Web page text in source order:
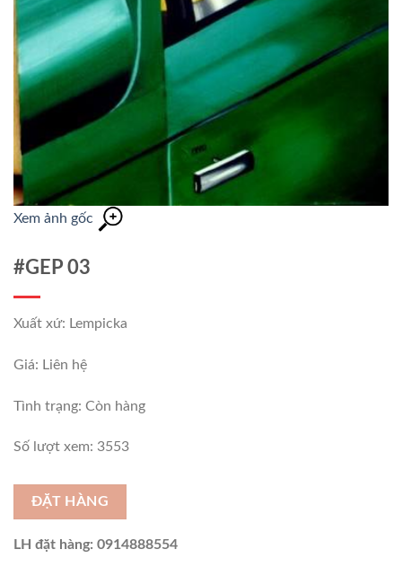
Xem ảnh gốc
#GEP 03
Xuất xứ: Lempicka
Giá: Liên hệ
Tình trạng: Còn hàng
Số lượt xem: 3553
ĐẶT HÀNG
LH đặt hàng: 0914888554